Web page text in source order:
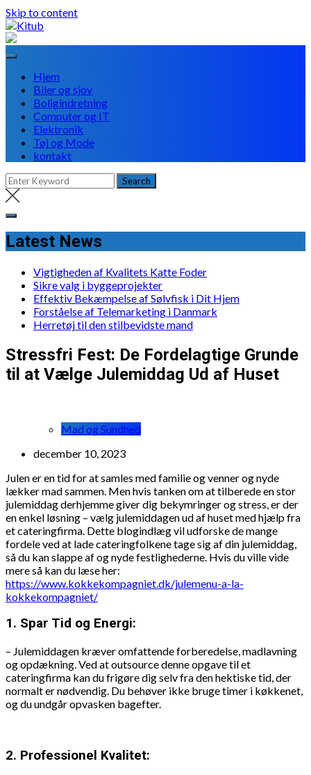
Skip to content
Hjem
Biler og sjov
Boligindretning
Computer og IT
Elektronik
Tøj og Mode
kontakt
Latest News
Vigtigheden af Kvalitets Katte Foder
Sikre valg i byggeprojekter
Effektiv Bekæmpelse af Sølvfisk i Dit Hjem
Forståelse af Telemarketing i Danmark
Herretøj til den stilbevidste mand
Stressfri Fest: De Fordelagtige Grunde
til at Vælge Julemiddag Ud af Huset
Mad og Sundhed
december 10, 2023
Julen er en tid for at samles med familie og venner og nyde
lækker mad sammen. Men hvis tanken om at tilberede en stor
julemiddag derhjemme giver dig bekymringer og stress, er der
en enkel løsning – vælg julemiddagen ud af huset med hjælp fra
et cateringfirma. Dette blogindlæg vil udforske de mange
fordele ved at lade cateringfolkene tage sig af din julemiddag,
så du kan slappe af og nyde festlighederne. Hvis du ville vide
mere så kan du læse her:
https://www.kokkekompagniet.dk/julemenu-a-la-
kokkekompagniet/
1. Spar Tid og Energi:
– Julemiddagen kræver omfattende forberedelse, madlavning
og opdækning. Ved at outsource denne opgave til et
cateringfirma kan du frigøre dig selv fra den hektiske tid, der
normalt er nødvendig. Du behøver ikke bruge timer i køkkenet,
og du undgår opvasken bagefter.
2. Professionel Kvalitet: